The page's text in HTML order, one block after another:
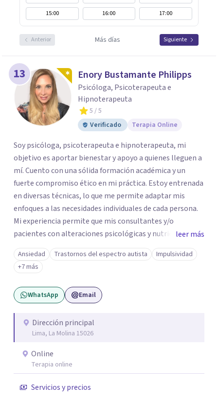
15:00
16:00 17:00
Anterior Más días Siguiente
13 Enory Bustamante Philipps
Psicóloga, Psicoterapeuta e
Hipnoterapeuta
5 / 5
Verificado
Terapia Online
Soy psicóloga, psicoterapeuta e hipnoterapeuta, mi
objetivo es aportar bienestar y apoyo a quienes lleguen a
mí. Cuento con una sólida formación académica y un
fuerte compromiso ético en mi práctica. Estoy entrenada
en diversas técnicas, lo que me permite adaptar mis
enfoques a las necesidades individuales de cada persona.
Mi experiencia permite que mis consultantes y/o
pacientes con alteraciones psicológicas y nutricionales
regresen al equilibrio emocional y físico deseado. Me
considero empática y me esfuerzo por establecer
relaciones terapéuticas efectivas, facilitando un espacio
seguro y acogedor para explorar los obstáculos que se
presenten y alcanzar las metas. Estoy aquí para
conocer tu historia y apoyarte en el proceso de cambio.
leer más
Ansiedad Trastornos del espectro autista
Impulsividad
+7 más
WhatsApp Email
Dirección principal
Lima, La Molina 15026
Online
Terapia online
Servicios y precios